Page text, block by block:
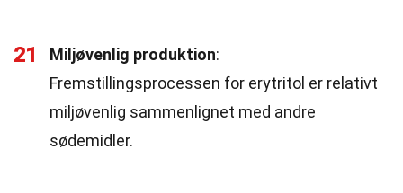
21 Miljøvenlig produktion:
Fremstillingsprocessen for erytritol er relativt
miljøvenlig sammenlignet med andre
sødemidler.